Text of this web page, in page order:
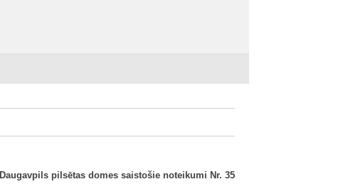
Daugavpils pilsētas domes saistošie noteikumi Nr. 35